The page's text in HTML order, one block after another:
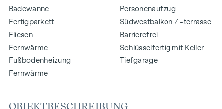
Badewanne
Fertigparkett
Fliesen
Fernwärme
Fußbodenheizung
Fernwärme
Personenaufzug
Südwestbalkon / -terrasse
Barrierefrei
Schlüsselfertig mit Keller
Tiefgarage
OBJEKTBESCHREIBUNG